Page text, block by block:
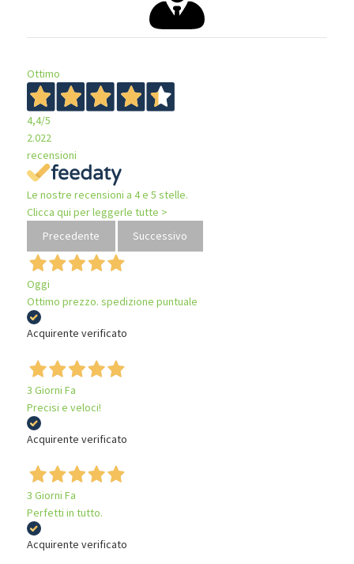
Ottimo
4,4/5
2.022
recensioni
Le nostre recensioni a 4 e 5 stelle.
Clicca qui per leggerle tutte >
Precedente
Successivo
Oggi
Ottimo prezzo. spedizione puntuale
Acquirente verificato
3 Giorni Fa
Precisi e veloci!
Acquirente verificato
3 Giorni Fa
Perfetti in tutto.
Acquirente verificato